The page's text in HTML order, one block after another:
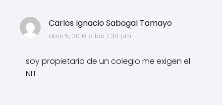
Carlos Ignacio Sabogal Tamayo
abril 5, 2016 a las 7:34 pm
soy propietario de un colegio me exigen el
NIT